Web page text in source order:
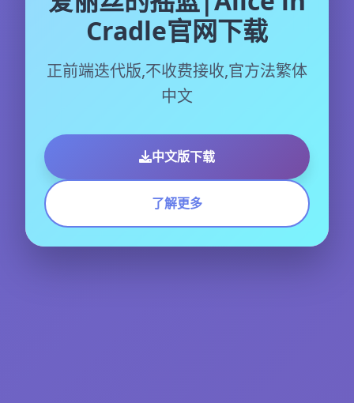
Cradle官网下载
正前端迭代版,不收费接收,官方法繁体
中文
中文版下载
了解更多